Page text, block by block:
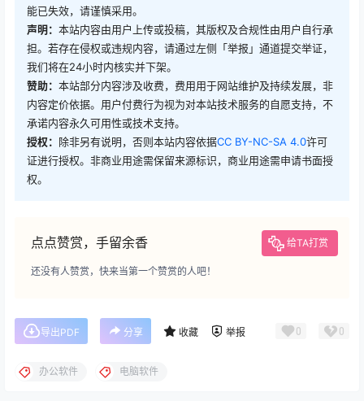
能已失效，请谨慎采用。
声明： 本站内容由用户上传或投稿，其版权及合规性由用户自行承
担。若存在侵权或违规内容，请通过左侧「举报」通道提交举证，
我们将在24小时内核实并下架。
赞助： 本站部分内容涉及收费，费用用于网站维护及持续发展，非
内容定价依据。用户付费行为视为对本站技术服务的自愿支持，不
承诺内容永久可用性或技术支持。
授权： 除非另有说明，否则本站内容依据CC BY-NC-SA 4.0许可
证进行授权。非商业用途需保留来源标识，商业用途需申请书面授
权。
点点赞赏，手留余香 给TA打赏
还没有人赞赏，快来当第一个赞赏的人吧！
导出PDF 分享 收藏 举报 0 0
办公软件 电脑软件